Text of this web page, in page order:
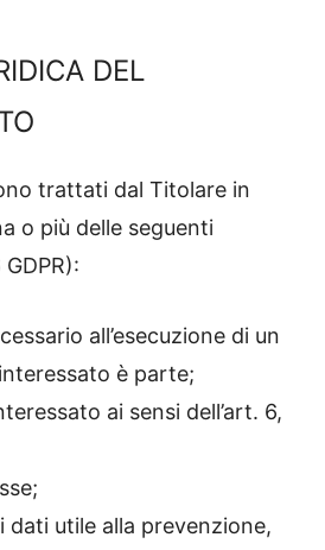
DEL
trattati dal Titolare in
o più delle seguenti
all’esecuzione di un
è parte;
ai sensi dell’art. 6,
utile alla prevenzione,